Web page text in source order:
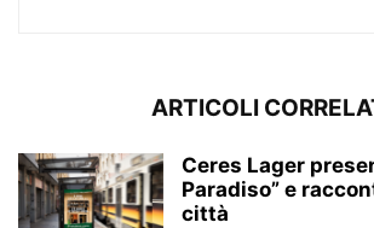
ARTICOLI
Ceres Lager
Paradiso” e
città